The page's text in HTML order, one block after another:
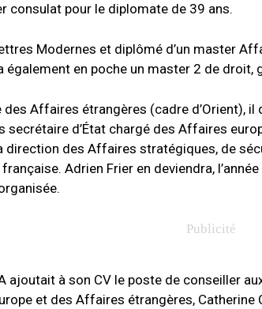
consulat pour le diplomate de 39 ans.
Modernes et diplômé d’un master
également en poche un master 2 de
des Affaires étrangères (cadre d’Orient),
secrétaire d’État chargé des Affaires
des Affaires stratégiques, de
Adrien Frier en deviendra,
ajoutait à son CV le poste de conseiller
et des Affaires étrangères, Catherine